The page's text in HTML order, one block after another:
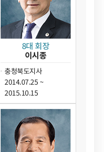
8대 회장
이시종
충청북도지사
2014.07.25 ~
2015.10.15